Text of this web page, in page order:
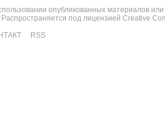
опубликованных материалов
под лицензией Creative
RSS